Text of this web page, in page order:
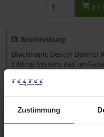
Zustimmung
In
Beschreibung
Blackmagic Design DaVinci
Editing-System, das